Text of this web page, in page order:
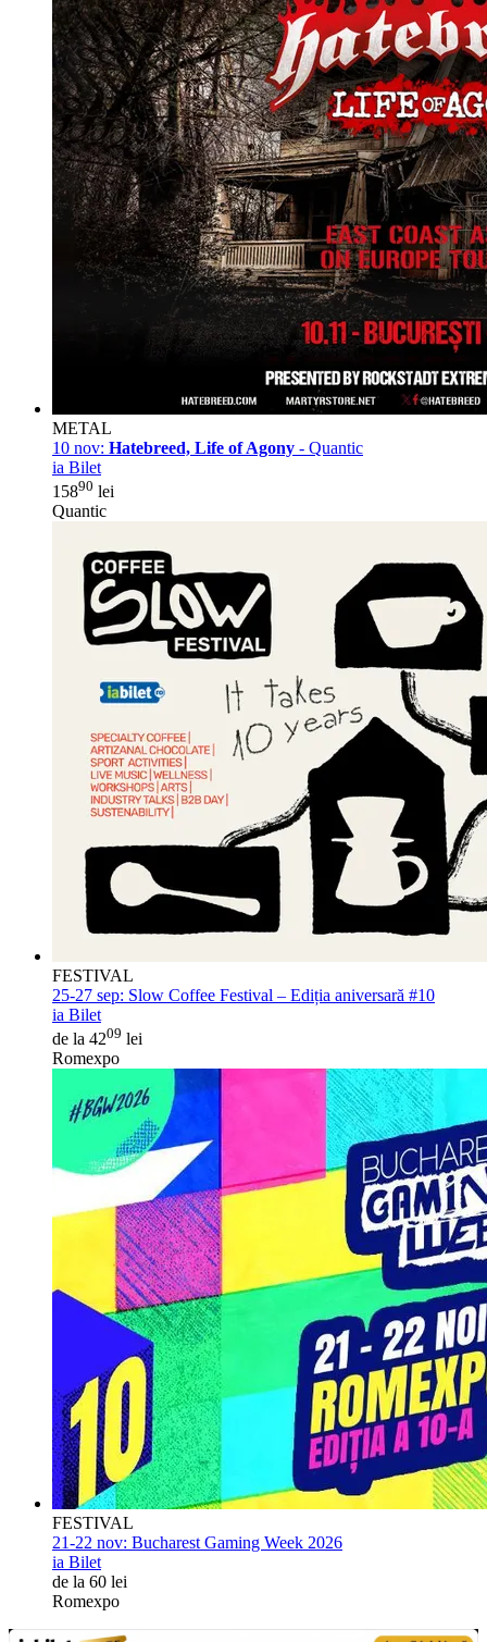
METAL
10 nov: Hatebreed, Life of Agony - Quantic
ia Bilet
15890 lei
Quantic
FESTIVAL
25-27 sep: Slow Coffee Festival – Ediția aniversară #10
ia Bilet
de la 4209 lei
Romexpo
FESTIVAL
21-22 nov: Bucharest Gaming Week 2026
ia Bilet
de la 60 lei
Romexpo